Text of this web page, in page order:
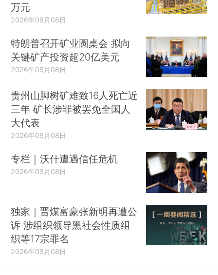
万元
2026年08月08日
特朗普召开矿业圆桌会 拟向
关键矿产投资超20亿美元
2026年08月08日
贵州山脚树矿难致16人死亡近
三年 矿长涉罪被罢免全国人
大代表
2026年08月08日
专栏｜沃什遭遇信任危机
2026年08月08日
独家｜晋煤富豪张新明再遭公
诉 涉组织领导黑社会性质组
织等17宗罪名
2026年08月08日